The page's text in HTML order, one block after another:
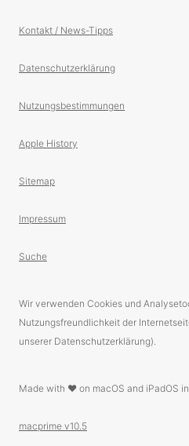
Kontakt / News-Tipps
Datenschutzerklärung
Nutzungsbestimmungen
Apple History
Sitemap
Impressum
Suche
Wir verwenden Cookies und
Nutzungsfreundlichkeit der
unserer Datenschutzerklärung).
Made with ❤️ on macOS and
macprime v10.5